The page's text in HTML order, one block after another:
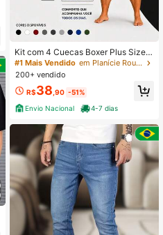
Kit com 4 Cuecas Boxer Plus Size e
m Microfibra Masculino Cueca Extr
a Grande
#1 Mais Vendido
em Planície Roupa íntima masculina plus size
200+ vendido
R$38 ,90 -51%
Envio Nacional
4-7 dias